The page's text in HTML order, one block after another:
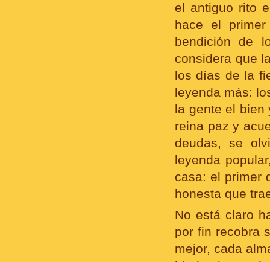
el antiguo rito
hace el
bendición de
considera que
los días de la
leyenda más:
la gente el bien
reina paz y
deudas, se
leyenda
casa: el primer
honesta que
No está claro
por fin recobra
mejor, cada